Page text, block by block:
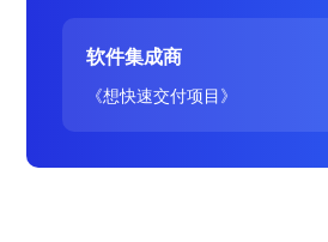
软件集成商
《想快速交付项目》